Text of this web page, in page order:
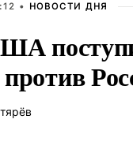
• НОВОСТИ ДНЯ